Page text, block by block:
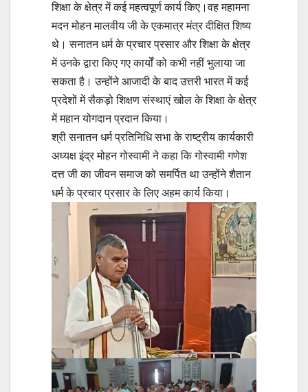
शिक्षा के क्षेत्र में कई महत्वपूर्ण कार्य किए।वह महामना
मदन मोहन मालवीय जी के एकमात्र मंत्र दीक्षित शिष्य
थे। सनातन धर्म के प्रचार प्रसार और शिक्षा के क्षेत्र
में उनके द्वारा किए गए कार्यों को कभी नहीं भुलाया जा
सकता है। उन्होंने आजादी के बाद उत्तरी भारत में कई
प्रदेशों में सैकड़ो शिक्षण संस्थाएं खोल के शिक्षा के क्षेत्र
में महान योगदान प्रदान किया।
श्री सनातन धर्म प्रतिनिधि सभा के राष्ट्रीय कार्यकारी
अध्यक्ष इंद्र मोहन गोस्वामी ने कहा कि गोस्वामी गणेश
दत्त जी का जीवन समाज को समर्पित था उन्होंने शैतान
धर्म के प्रचार प्रसार के लिए अहम कार्य किया।